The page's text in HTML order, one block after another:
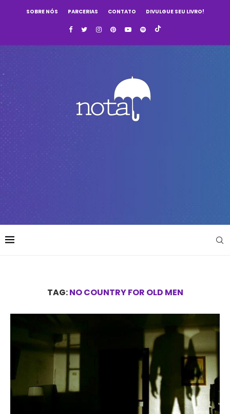
SOBRE NÓS PARCERIAS CONTATO DIVULGUE SEU LIVRO!
TAG:NO COUNTRY FOR OLD MEN